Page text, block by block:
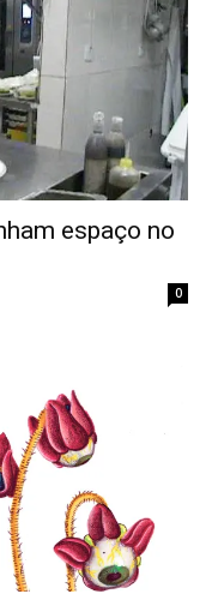
espaço no
0